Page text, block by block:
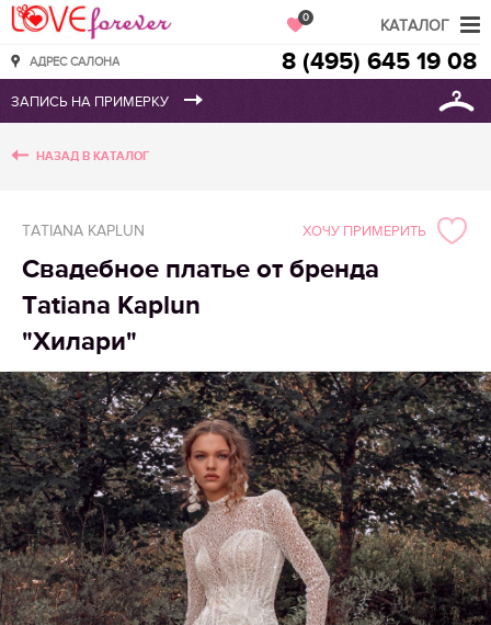
Love Forever
АДРЕС САЛОНА
0
8 (495) 645 19 08
НАЗАД В КАТАЛОГ
TATIANA KAPLUN
Свадебное платье от бренда
Tatiana Kaplun
"Хилари"
ХОЧУ ПРИМЕРИТЬ
КАТАЛОГ